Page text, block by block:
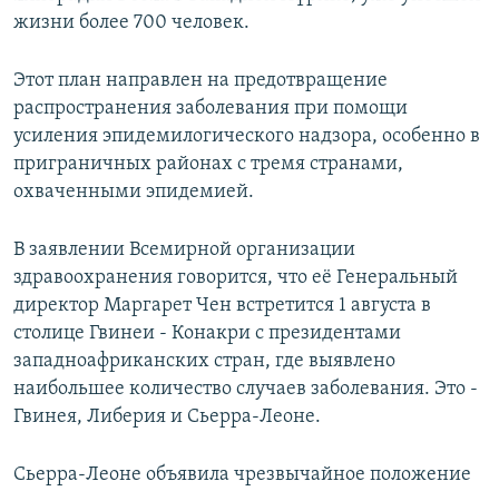
жизни более 700 человек.
Этот план направлен на предотвращение
распространения заболевания при помощи
усиления эпидемилогического надзора, особенно в
приграничных районах с тремя странами,
охваченными эпидемией.
В заявлении Всемирной организации
здравоохранения говорится, что её Генеральный
директор Маргарет Чен встретится 1 августа в
столице Гвинеи - Конакри с президентами
западноафриканских стран, где выявлено
наибольшее количество случаев заболевания. Это -
Гвинея, Либерия и Сьерра-Леоне.
Сьерра-Леоне объявила чрезвычайное положение